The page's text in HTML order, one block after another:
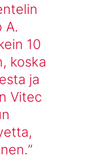
A.
10
koska
ja
Vitec